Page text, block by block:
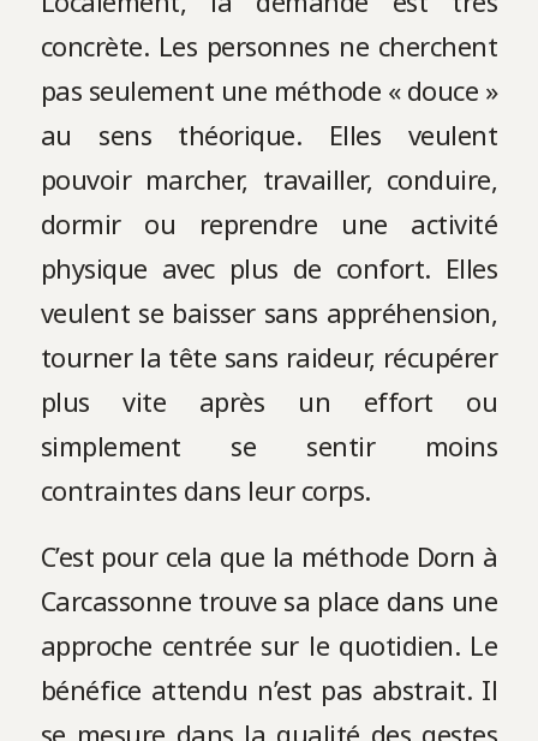
concrète. Les personnes ne cherchent
pas seulement une méthode « douce »
au sens théorique. Elles veulent
pouvoir marcher, travailler, conduire,
dormir ou reprendre une activité
physique avec plus de confort. Elles
veulent se baisser sans appréhension,
tourner la tête sans raideur, récupérer
plus vite après un effort ou
simplement se sentir moins
contraintes dans leur corps.
C’est pour cela que la méthode Dorn à
Carcassonne trouve sa place dans une
approche centrée sur le quotidien. Le
bénéfice attendu n’est pas abstrait. Il